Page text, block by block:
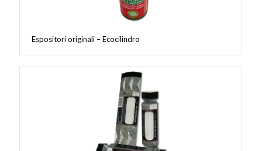
Espositori originali – Ecocilindro